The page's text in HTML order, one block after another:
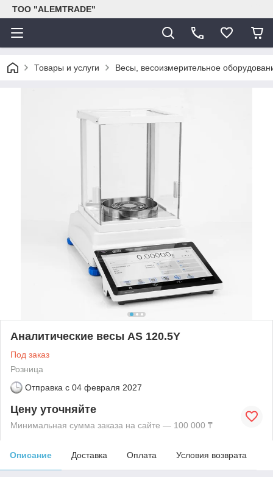
ТОО "ALEMTRADE"
Товары и услуги Весы, весоизмерительное
Аналитические весы AS 120.5Y
Под заказ
Розница
Отправка с 04 февраля 2027
Цену уточняйте
Минимальная сумма заказа на сайте — 100 000 ₸
Описание Доставка Оплата Условия возврата